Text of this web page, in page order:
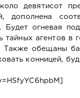
девятисот
дополнена
Будет огневая
тайных агентов в
Также обещаны
конницей,